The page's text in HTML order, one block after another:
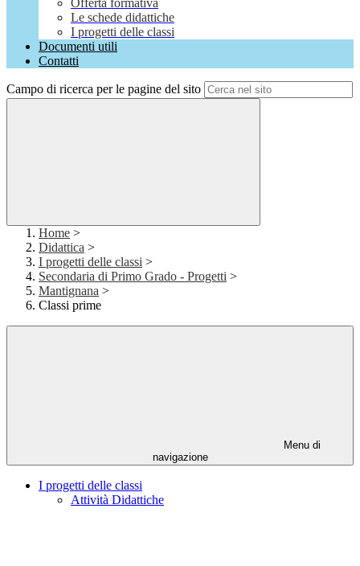
Offerta formativa
Le schede didattiche
I progetti delle classi
Documenti utili
Contatti
Campo di ricerca per le pagine del sito
Home >
Didattica >
I progetti delle classi >
Secondaria di Primo Grado - Progetti >
Mantignana >
Classi prime
Menu di
navigazione
I progetti delle classi
Attività Didattiche